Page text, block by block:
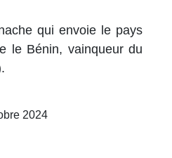
qui envoie le pays
le Bénin, vainqueur du
2024